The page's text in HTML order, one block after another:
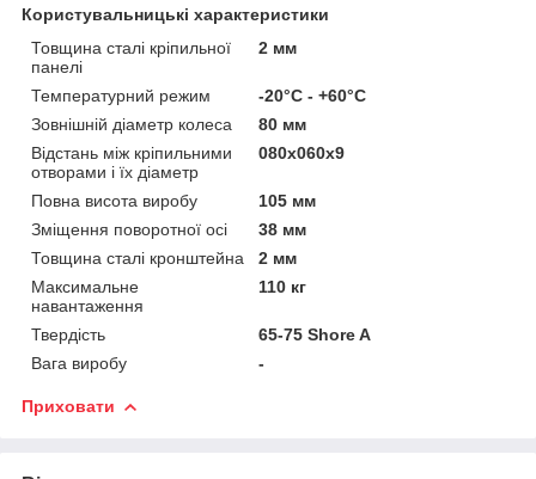
Користувальницькі характеристики
Товщина сталі кріпильної
панелі
2 мм
Температурний режим
-20°C - +60°C
Зовнішній діаметр колеса
80 мм
Відстань між кріпильними
отворами і їх діаметр
080х060х9
Повна висота виробу
105 мм
Зміщення поворотної осі
38 мм
Товщина сталі кронштейна
2 мм
Максимальне
навантаження
110 кг
Твердість
65-75 Shore A
Вага виробу
-
Приховати